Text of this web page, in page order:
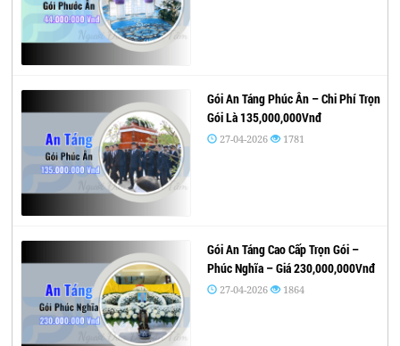
Gói An Táng Phúc Ân – Chi Phí Trọn
Gói Là 135,000,000Vnđ
27-04-2026 1781
Gói An Táng Cao Cấp Trọn Gói –
Phúc Nghĩa – Giá 230,000,000Vnđ
27-04-2026 1864